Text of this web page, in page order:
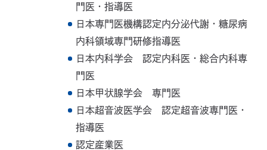
門医・指導医
日本専門医機構認定内分泌代謝・糖尿病
内科領域専門研修指導医
日本内科学会 認定内科医・総合内科専
門医
日本甲状腺学会 専門医
日本超音波医学会 認定超音波専門医・
指導医
認定産業医